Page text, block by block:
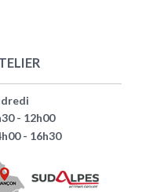
- 12h00
- 16h30